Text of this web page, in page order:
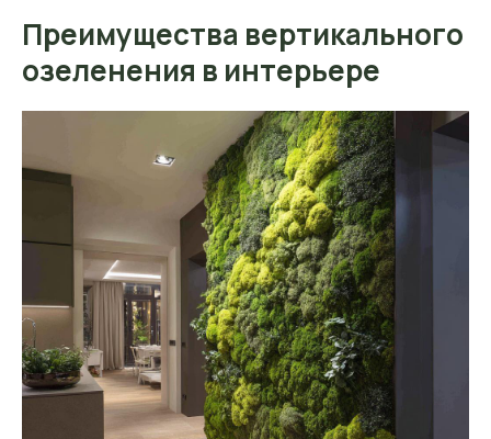
Преимущества вертикального
озеленения в интерьере